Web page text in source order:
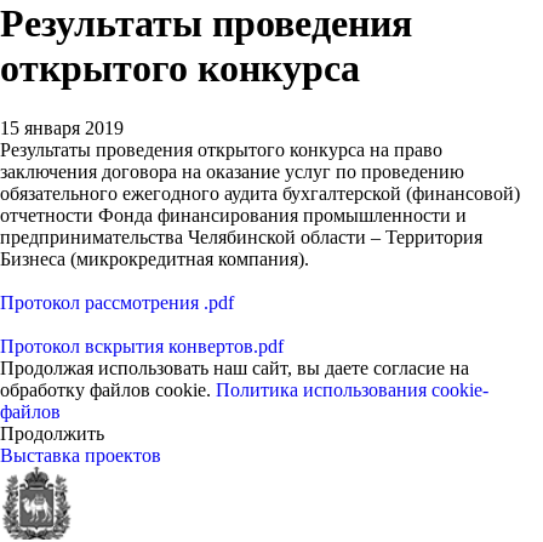
Результаты проведения
открытого конкурса
15 января 2019
Результаты проведения открытого конкурса на право
заключения договора на оказание услуг по проведению
обязательного ежегодного аудита бухгалтерской (финансовой)
отчетности Фонда финансирования промышленности и
предпринимательства Челябинской области – Территория
Бизнеса (микрокредитная компания).
Протокол рассмотрения .pdf
Протокол вскрытия конвертов.pdf
Продолжая использовать наш сайт, вы даете согласие на
обработку файлов cookie. Политика использования cookie-
файлов
Продолжить
Выставка проектов